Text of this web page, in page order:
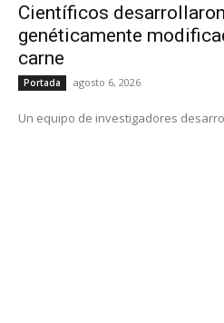
Científicos
genéticamente
carne
Portada agosto 6, 2026
Un equipo de investigadores